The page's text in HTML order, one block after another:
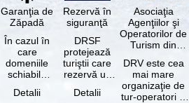
Garanţia de
Zăpadă
În cazul în
care
domeniile
schiabile
skipass-ul
Detalii
Rezervă în
siguranţă
DRSF
protejează
turiştii care
rezervă un
sau servicii
Detalii
Asociaţia
Agenţiilor şi
Operatorilor de
Turism din
DRV este cea
mai mare
organizaţie de
tur-operatori şi